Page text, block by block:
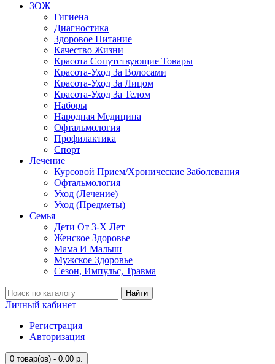
ЗОЖ
Гигиена
Диагностика
Здоровое Питание
Качество Жизни
Красота Сопутствующие Товары
Красота-Уход За Волосами
Красота-Уход За Лицом
Красота-Уход За Телом
Наборы
Народная Медицина
Офтальмология
Профилактика
Спорт
Лечение
Курсовой Прием/Хронические Заболевания
Офтальмология
Уход (Лечение)
Уход (Предметы)
Семья
Дети От 3-Х Лет
Женское Здоровье
Мама И Малыш
Мужское Здоровье
Сезон, Импульс, Травма
Найти
Личный кабинет
Регистрация
Авторизация
0 товар(ов) - 0.00 р.